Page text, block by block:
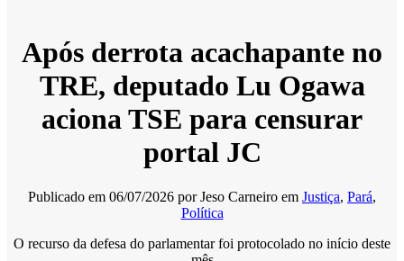
Após derrota acachapante no
TRE, deputado Lu Ogawa
aciona TSE para censurar
portal JC
Publicado em 06/07/2026 porJeso Carneiro em Justiça, Pará,
Política
O recurso da defesa do parlamentar foi protocolado no início deste